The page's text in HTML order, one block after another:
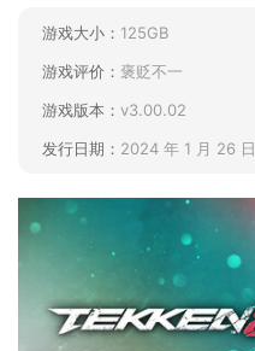
游戏大小： 125GB
游戏评价： 褒贬不一
游戏版本： v3.00.02
发行日期： 2024 年 1 月 26 日